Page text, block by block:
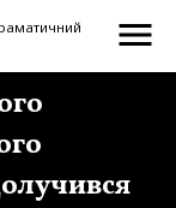
menu